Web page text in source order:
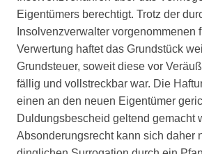
Eigentümers berechtigt. Trotz der
Insolvenzverwalter vorgenommenen
Verwertung haftet das Grundstück
Grundsteuer, soweit diese vor
fällig und vollstreckbar war. Die
einen an den neuen Eigentümer
Duldungsbescheid geltend gemacht
Absonderungsrecht kann sich daher